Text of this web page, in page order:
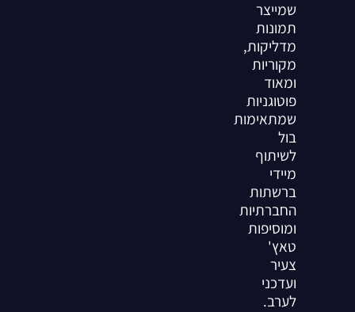
שמייצר
תמונות
מדליקות,
מקוריות
ומאוד
פוטוגניות
שמתאימות
בול
לשיתוף
מיידי
ברשתות
החברתיות
ומוסיפות
טאץ'
צעיר
ועדכני
לערב.